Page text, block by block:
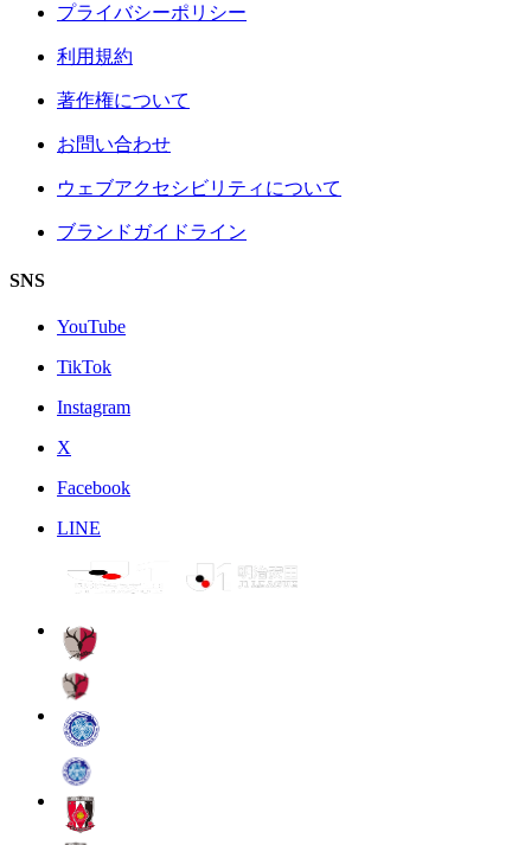
プライバシーポリシー
利用規約
著作権について
お問い合わせ
ウェブアクセシビリティについて
ブランドガイドライン
SNS
YouTube
TikTok
Instagram
X
Facebook
LINE